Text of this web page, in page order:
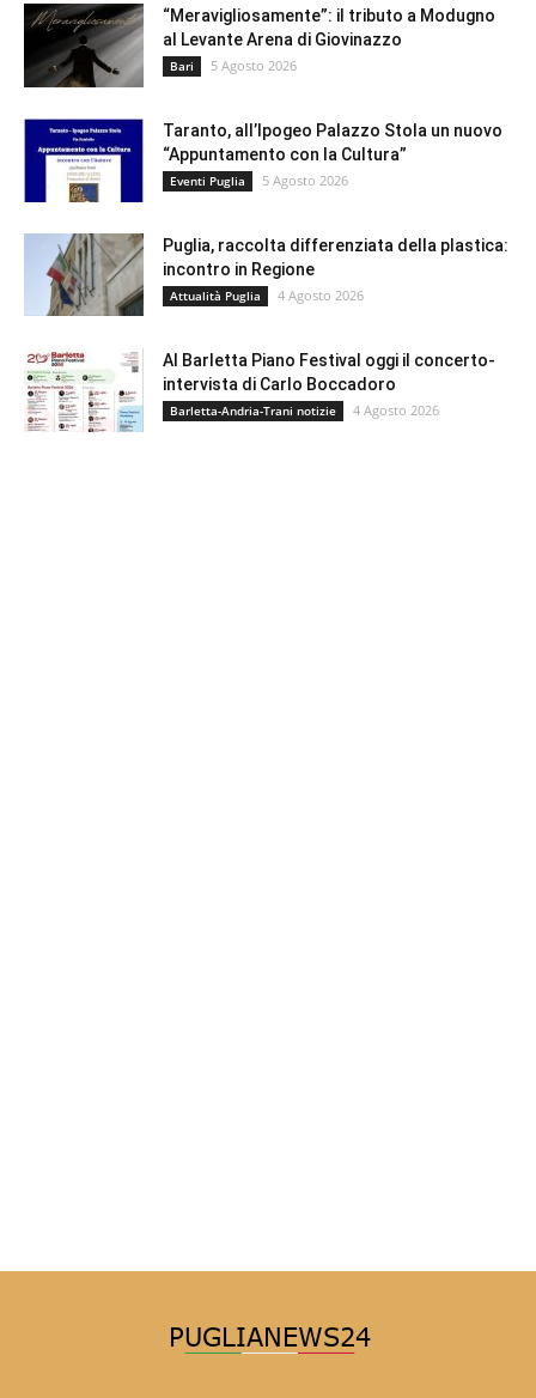
“Meravigliosamente”: il tributo a Modugno
al Levante Arena di Giovinazzo
Bari 5 Agosto 2026
Taranto, all’Ipogeo Palazzo Stola un nuovo
“Appuntamento con la Cultura”
Eventi Puglia 5 Agosto 2026
Puglia, raccolta differenziata della plastica:
incontro in Regione
Attualità Puglia 4 Agosto 2026
Al Barletta Piano Festival oggi il concerto-
intervista di Carlo Boccadoro
Barletta-Andria-Trani notizie 4 Agosto 2026